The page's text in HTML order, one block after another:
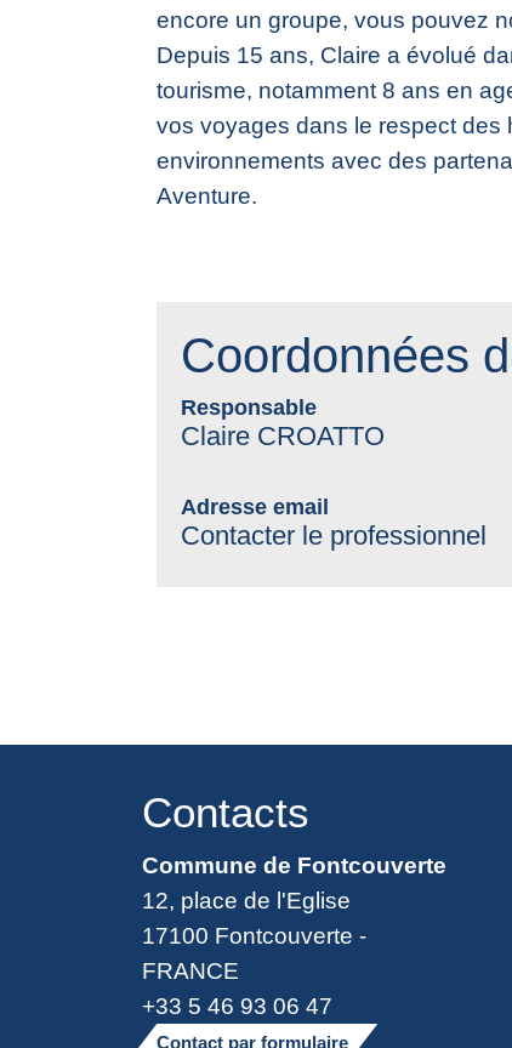
encore un groupe, vous pouvez
Depuis 15 ans, Claire a évolué
tourisme, notamment 8 ans en
vos voyages dans le respect des
environnements avec des
Aventure.
Coordonnées
Responsable
Claire CROATTO
Adresse email
Contacter le professionnel
Contacts
Commune de Fontcouverte
12, place de l'Eglise
17100 Fontcouverte -
FRANCE
+33 5 46 93 06 47
Contact par formulaire